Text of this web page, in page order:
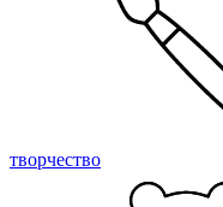
творчество